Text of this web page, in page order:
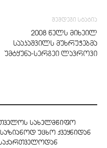
შემდეგი სტატია
2008 წელს მიხეილ
სააკაშვილს მუხრუჭებმა
უმტყუნა-სერგეი ლავროვი
სახელმწიფო
უცხო ქვეყნიდან